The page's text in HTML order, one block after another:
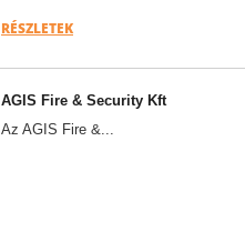
RÉSZLETEK
AGIS Fire & Security Kft
Az AGIS Fire &...